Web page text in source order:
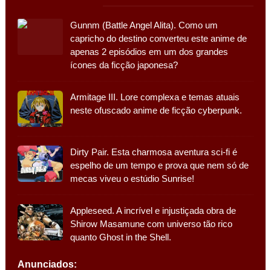
Gunnm (Battle Angel Alita). Como um
capricho do destino converteu este anime de
apenas 2 episódios em um dos grandes
ícones da ficção japonesa?
Armitage III. Lore complexa e temas atuais
neste ofuscado anime de ficção cyberpunk.
Dirty Pair. Esta charmosa aventura sci-fi é
espelho de um tempo e prova que nem só de
mecas viveu o estúdio Sunrise!
Appleseed. A incrível e injustiçada obra de
Shirow Masamune com universo tão rico
quanto Ghost in the Shell.
Anunciados: